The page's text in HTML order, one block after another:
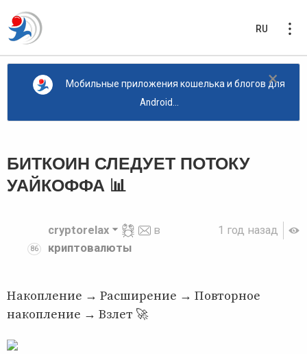
RU
×
Мобильные приложения кошелька и блогов для
Android...
БИТКОИН СЛЕДУЕТ ПОТОКУ
УАЙКОФФА 📊
1 год назад
86
cryptorelax
в
криптовалюты
Накопление → Расширение → Повторное
накопление → Взлет 🚀